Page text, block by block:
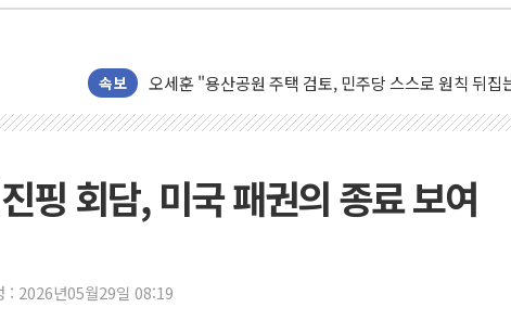
속보
'호우 특보' 경북 울진 시간당 20~30mm 강한 비...가
오세훈 "용산공원 주택 검토, 민주당 스스로 원칙 뒤집
충북 주말 무더위 지속…청주·진천 35도, 곳곳 소나기
한상협, 업계 개인정보 보안 새판 짠다…'자율규제단체'
민주당, 오늘 제주·인천 경선 발표...김민석 '재역전' vs
유럽증시, 美 고용 예상 밖 부진에 연준 금리 인상 가
핑 회담, 미국 패권의 종료 보여
: 2026년05월29일 08:19